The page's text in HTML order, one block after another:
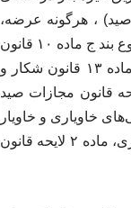
و بندهای الف، ب، و ج ماده ۱۱ قانون شکار و صید) ، هرگونه عرضه،
فروش و صدور جانوران وحشی زنده یا کشته و اجزای آنها بدون پروانه از طریق فضای مجازی (موضوع بند ج ماده ۱۰ قانون
شکار و صید) ، خرید و فروش و صدورپرندگان شکاری از طریق فضای مجازی (موضوع تبصره ۲ ماده ۱۳ قانون شکار و
بدون اخذ پروانه (موضوع تبصره ۲ ماده یک لایحه قانون مجازات صید
انواع ماهی‌های خاویاری و خاویار
بدون اجازه شیلات در فضای مجازی (موضوع بند د ماده ۲۲ قانون حفاظت و بهره‌برداری از منابع آبزی، ماده ۲ لایحه قانون